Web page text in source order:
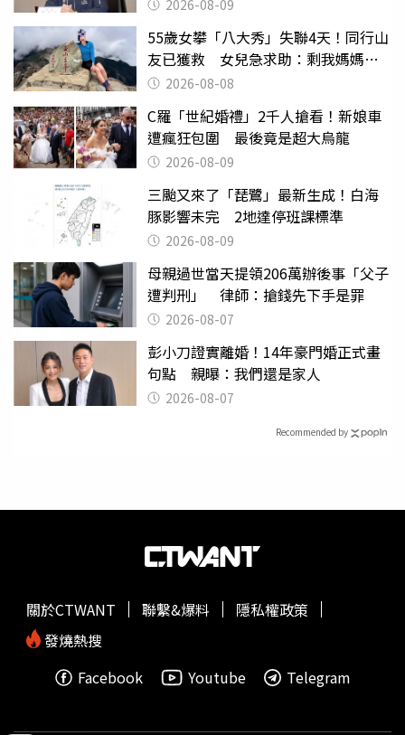
2026-08-09
55歲女攀「八大秀」失聯4天！同行山
友已獲救 女兒急求助：剩我媽媽還
沒找到
2026-08-08
C羅「世紀婚禮」2千人搶看！新娘車
遭瘋狂包圍 最後竟是超大烏龍
2026-08-09
三颱又來了「琵鷺」最新生成！白海
豚影響未完 2地達停班課標準
2026-08-09
母親過世當天提領206萬辦後事「父子
遭判刑」 律師：搶錢先下手是罪
2026-08-07
彭小刀證實離婚！14年豪門婚正式畫
句點 親曝：我們還是家人
2026-08-07
Recommended by
關於CTWANT 聯繫&爆料
隱私權政策
發燒熱搜
Facebook
Youtube Telegram